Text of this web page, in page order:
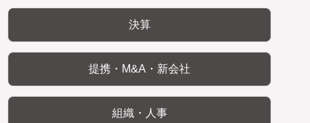
決算
提携・M&A・新会社
組織・人事